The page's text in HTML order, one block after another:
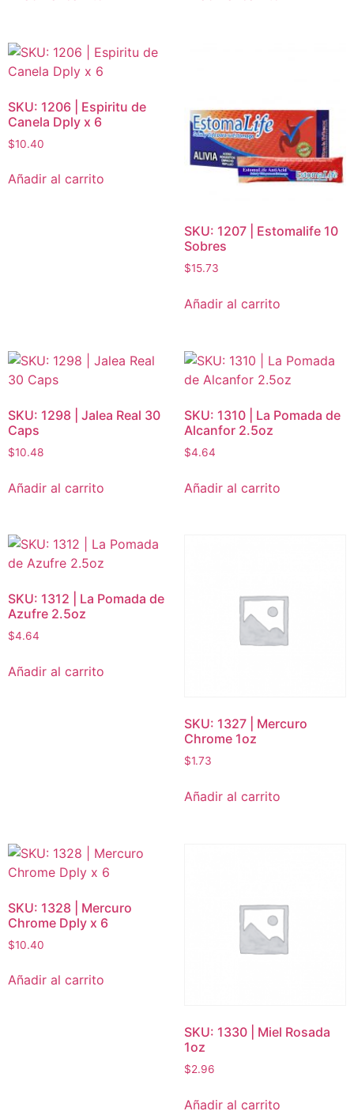
SKU: 1206 | Espiritu de
Canela Dply x 6
$10.40
Añadir al carrito
SKU: 1207 | Estomalife 10
Sobres
$15.73
Añadir al carrito
SKU: 1298 | Jalea Real 30
Caps
$10.48
Añadir al carrito
SKU: 1310 | La Pomada de
Alcanfor 2.5oz
$4.64
Añadir al carrito
SKU: 1312 | La Pomada de
Azufre 2.5oz
$4.64
Añadir al carrito
SKU: 1327 | Mercuro
Chrome 1oz
$1.73
Añadir al carrito
SKU: 1328 | Mercuro
Chrome Dply x 6
$10.40
Añadir al carrito
SKU: 1330 | Miel Rosada
1oz
$2.96
Añadir al carrito